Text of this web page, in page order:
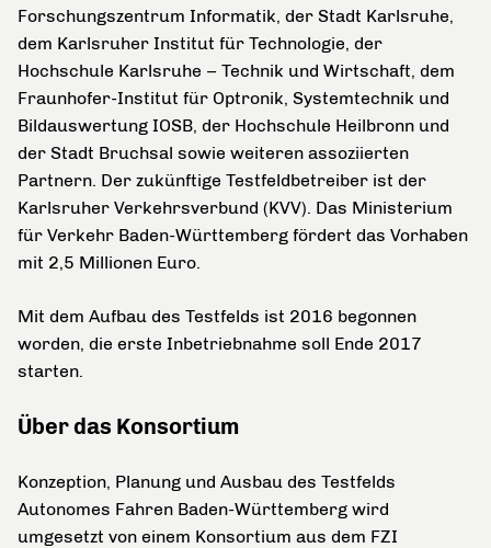
Forschungszentrum Informatik, der Stadt Karlsruhe,
dem Karlsruher Institut für Technologie, der
Hochschule Karlsruhe – Technik und Wirtschaft, dem
Fraunhofer-Institut für Optronik, Systemtechnik und
Bildauswertung IOSB, der Hochschule Heilbronn und
der Stadt Bruchsal sowie weiteren assoziierten
Partnern. Der zukünftige Testfeldbetreiber ist der
Karlsruher Verkehrsverbund (KVV). Das Ministerium
für Verkehr Baden-Württemberg fördert das Vorhaben
mit 2,5 Millionen Euro.
Mit dem Aufbau des Testfelds ist 2016 begonnen
worden, die erste Inbetriebnahme soll Ende 2017
starten.
Über das Konsortium
Konzeption, Planung und Ausbau des Testfelds
Autonomes Fahren Baden-Württemberg wird
umgesetzt von einem Konsortium aus dem FZI